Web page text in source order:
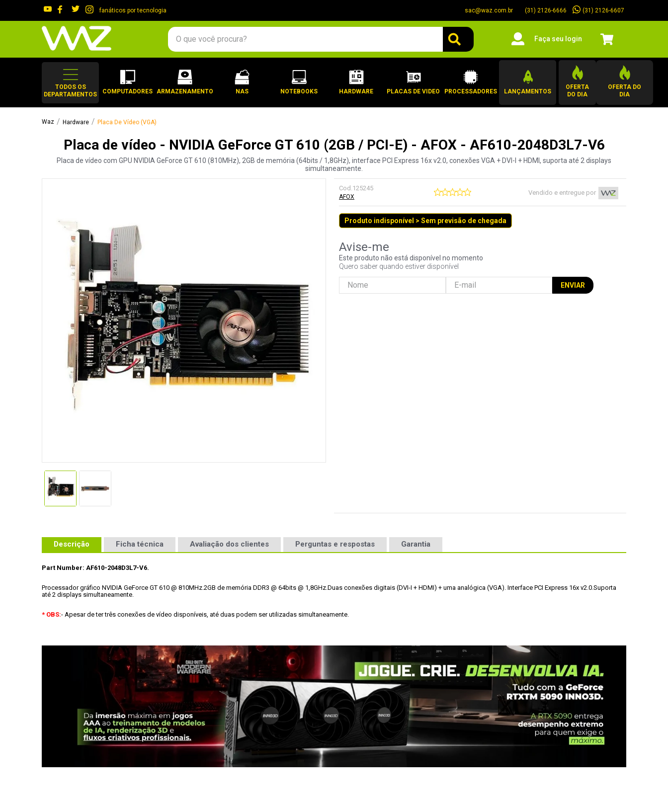
fanáticos por tecnologia sac@waz.com.br (31) 2126-6666 (31) 2126-6607
O que você procura?
Faça seu login
TODOS OS
DEPARTAMENTOS
COMPUTADORES ARMAZENAMENTO NAS NOTEBOOKS HARDWARE PLACAS DE VIDEO PROCESSADORES LANÇAMENTOS
OFERTA
DO DIA
OFERTA DO
DIA
Hardware Placa De Vídeo (VGA)
Placa de vídeo - NVIDIA GeForce GT 610 (2GB / PCI-E) - AFOX - AF610-2048D3L7-V6
Placa de vídeo com GPU NVIDIA GeForce GT 610 (810MHz), 2GB de memória (64bits / 1,8GHz), interface PCI Express 16x v2.0, conexões VGA + DVI-I + HDMI, suporta até 2 displays
simultaneamente.
Cod.125245
AFOX
Vendido e entregue por
Produto indisponível > Sem previsão de chegada
Este produto não está disponível no momento
Quero saber quando estiver disponível
ENVIAR
Descrição Ficha técnica Avaliação dos clientes Perguntas e respostas Garantia
Part Number: AF610-2048D3L7-V6.
Processador gráfico NVIDIA GeForce GT 610 @ 810MHz.2GB de memória DDR3 @ 64bits @ 1,8GHz.Duas conexões digitais (DVI-I + HDMI) + uma analógica (VGA). Interface PCI Express 16x v2.0.Suporta
até 2 displays simultaneamente.
* OBS:- Apesar de ter três conexões de vídeo disponíveis, até duas podem ser utilizadas simultaneamente.
gabinete
2º
keychron
5º
openbox
6 º
mouse